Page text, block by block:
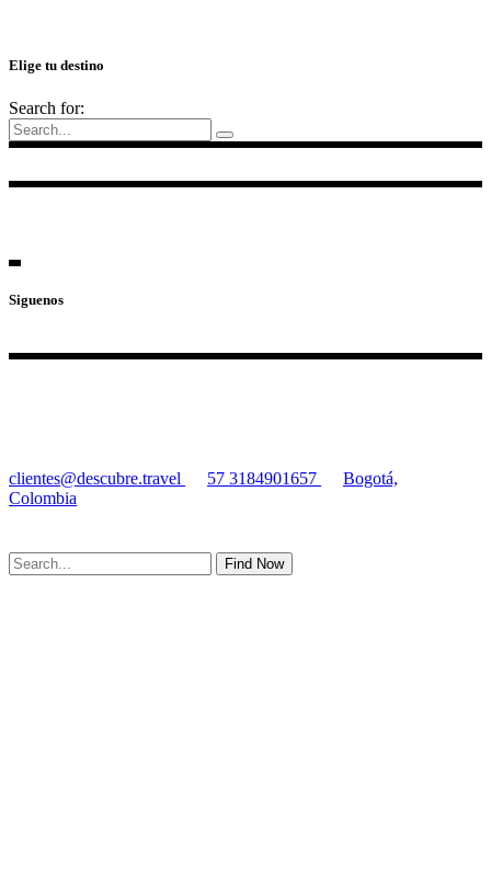
Elige tu destino
Search for:
Siguenos
clientes@descubre.travel 57 3184901657
Bogotá,
Colombia
Find Now